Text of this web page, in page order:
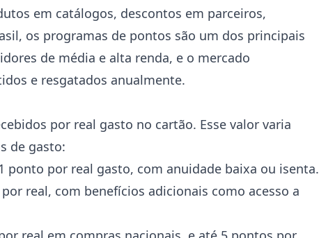
em catálogos, descontos em parceiros,
os programas de pontos são um dos principais
de média e alta renda, e o mercado
e resgatados anualmente.
por real gasto no cartão. Esse valor varia
de gasto:
ponto por real gasto, com anuidade baixa ou isenta.
real, com benefícios adicionais como acesso a